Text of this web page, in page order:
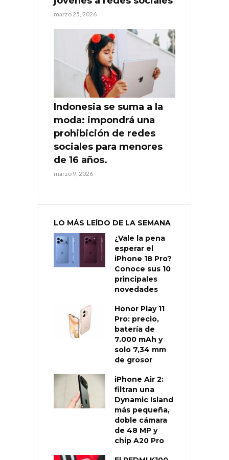
marzo 25, 2026
Indonesia se suma a la
moda: impondrá una
prohibición de redes
sociales para menores
de 16 años.
marzo 9, 2026
LO MÁS LEÍDO DE LA SEMANA
¿Vale la pena
esperar el
iPhone 18 Pro?
Conoce sus 10
principales
novedades
Honor Play 11
Pro: precio,
batería de
7.000 mAh y
solo 7,34 mm
de grosor
iPhone Air 2:
filtran una
Dynamic Island
más pequeña,
doble cámara
de 48 MP y
chip A20 Pro